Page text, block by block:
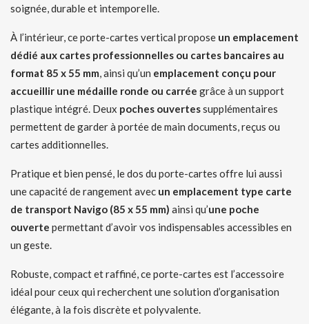
soignée, durable et intemporelle.
À l’intérieur, ce porte-cartes vertical propose un emplacement
dédié aux cartes professionnelles ou cartes bancaires au
format 85 x 55 mm, ainsi qu’un emplacement conçu pour
accueillir une médaille ronde ou carrée grâce à un support
plastique intégré. Deux poches ouvertessupplémentaires
permettent de garder à portée de main documents, reçus ou
cartes additionnelles.
Pratique et bien pensé, le dos du porte-cartes offre lui aussi
une capacité de rangement avec un emplacement type carte
de transport Navigo (85 x 55 mm) ainsi qu’une poche
ouverte permettant d’avoir vos indispensables accessibles en
un geste.
Robuste, compact et raffiné, ce porte-cartes est l’accessoire
idéal pour ceux qui recherchent une solution d’organisation
élégante, à la fois discrète et polyvalente.